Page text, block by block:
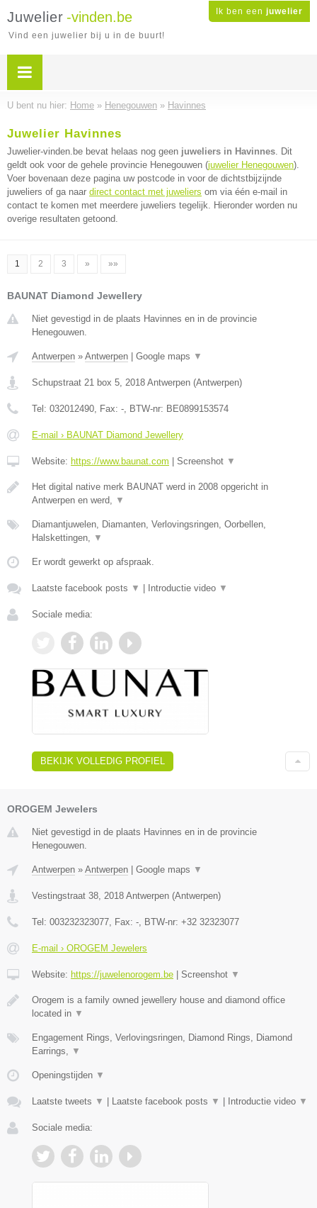
Ik ben een juwelier
Juwelier -vinden.be
Vind een juwelier bij u in de buurt!
U bent nu hier: Home » Henegouwen » Havinnes
Juwelier Havinnes
Juwelier-vinden.be bevat helaas nog geen juweliers in Havinnes. Dit
geldt ook voor de gehele provincie Henegouwen (juwelier Henegouwen).
Voer bovenaan deze pagina uw postcode in voor de dichtstbijzijnde
juweliers of ga naar direct contact met juweliers om via één e-mail in
contact te komen met meerdere juweliers tegelijk. Hieronder worden nu
overige resultaten getoond.
1 2 3 » »»
BAUNAT Diamond Jewellery
Niet gevestigd in de plaats Havinnes en in de provincie
Henegouwen.
Antwerpen » Antwerpen Google maps ▼
Schupstraat 21 box 5, 2018 Antwerpen (Antwerpen)
Tel: 032012490, Fax: -, BTW-nr: BE0899153574
E-mail › BAUNAT Diamond Jewellery
Website: https://www.baunat.com Screenshot ▼
Het digital native merk BAUNAT werd in 2008 opgericht in
Antwerpen en werd, ▼
Diamantjuwelen, Diamanten, Verlovingsringen, Oorbellen,
Halskettingen, ▼
Er wordt gewerkt op afspraak.
Laatste facebook posts ▼ Introductie video ▼
Sociale media:
BEKIJK VOLLEDIG PROFIEL
OROGEM Jewelers
Niet gevestigd in de plaats Havinnes en in de provincie
Henegouwen.
Antwerpen » Antwerpen Google maps ▼
Vestingstraat 38, 2018 Antwerpen (Antwerpen)
Tel: 003232323077, Fax: -, BTW-nr: +32 32323077
E-mail › OROGEM Jewelers
Website: https://juwelenorogem.be Screenshot ▼
Orogem is a family owned jewellery house and diamond office
located in ▼
Engagement Rings, Verlovingsringen, Diamond Rings, Diamond
Earrings, ▼
Openingstijden ▼
Laatste tweets ▼ Laatste facebook posts ▼ Introductie video ▼
Sociale media: